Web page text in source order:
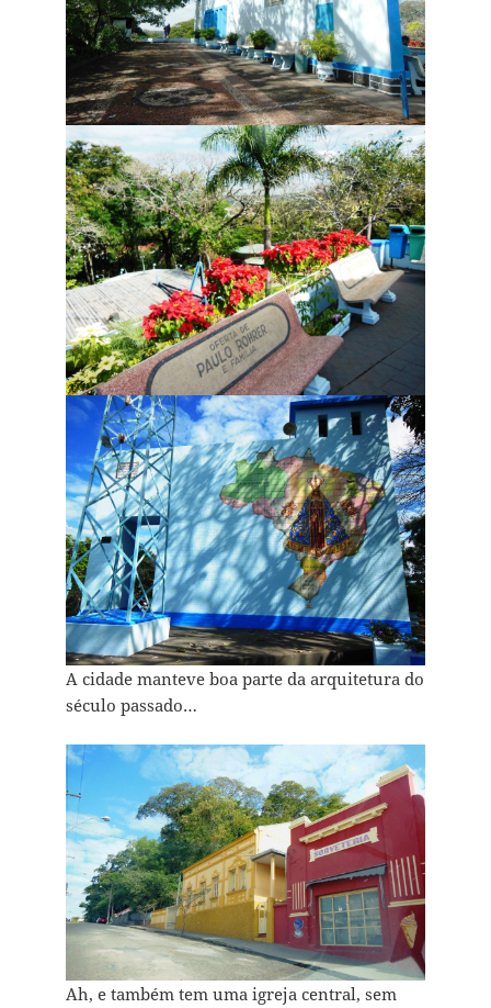
A cidade manteve boa parte da arquitetura do
século passado…
Ah, e também tem uma igreja central, sem